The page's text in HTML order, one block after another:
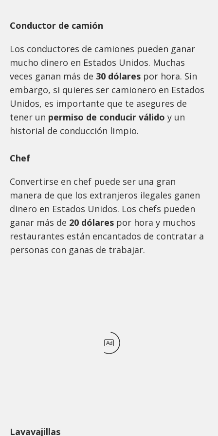
Conductor de camión
Los conductores de camiones pueden ganar
mucho dinero en Estados Unidos. Muchas
veces ganan más de 30 dólares por hora. Sin
embargo, si quieres ser camionero en Estados
Unidos, es importante que te asegures de
tener un permiso de conducir válido y un
historial de conducción limpio.
Chef
Convertirse en chef puede ser una gran
manera de que los extranjeros ilegales ganen
dinero en Estados Unidos. Los chefs pueden
ganar más de 20 dólares por hora y muchos
restaurantes están encantados de contratar a
personas con ganas de trabajar.
Ad
Lavavajillas